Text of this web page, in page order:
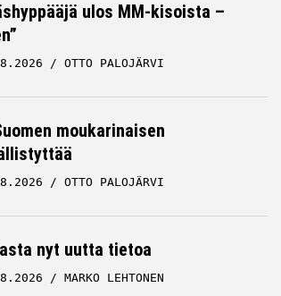
ulos MM-kisoista –
OTTO PALOJÄRVI
moukarinaisen
OTTO PALOJÄRVI
nyt uutta tietoa
MARKO LEHTONEN